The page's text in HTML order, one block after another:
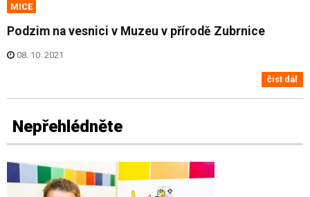
MICE
Podzim na vesnici v Muzeu v přírodě Zubrnice
08. 10. 2021
číst dál
Nepřehlédněte